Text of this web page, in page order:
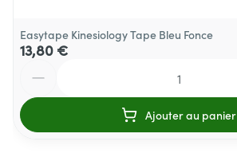
Easytape Kinesiology Tape Bleu Fonce
13,80 €
Ajouter au panier